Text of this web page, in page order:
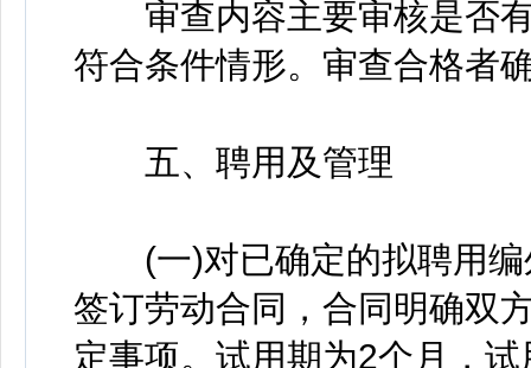
审查内容主要审核是否有
符合条件情形。审查合格者
五、聘用及管理
(一)对已确定的拟聘用编
签订劳动合同，合同明确双
定事项。试用期为2个月，